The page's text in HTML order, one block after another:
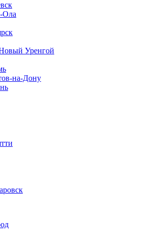
Ола
Уренгой
на-Дону